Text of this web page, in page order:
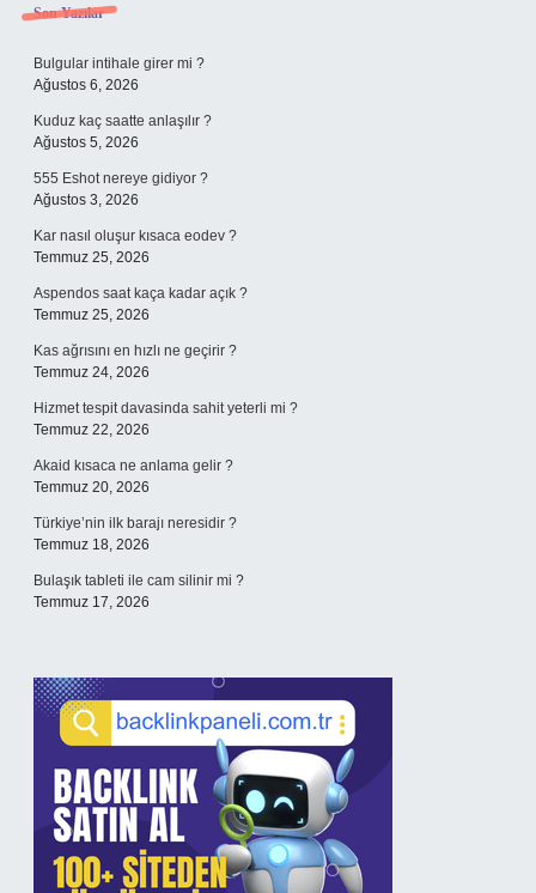
Sidebar
Son Yazılar
Bulgular intihale girer mi ?
Ağustos 6, 2026
Kuduz kaç saatte anlaşılır ?
Ağustos 5, 2026
555 Eshot nereye gidiyor ?
Ağustos 3, 2026
Kar nasıl oluşur kısaca eodev ?
Temmuz 25, 2026
Aspendos saat kaça kadar açık ?
Temmuz 25, 2026
Kas ağrısını en hızlı ne geçirir ?
Temmuz 24, 2026
Hizmet tespit davasinda sahit yeterli mi ?
Temmuz 22, 2026
Akaid kısaca ne anlama gelir ?
Temmuz 20, 2026
Türkiye’nin ilk barajı neresidir ?
Temmuz 18, 2026
Bulaşık tableti ile cam silinir mi ?
Temmuz 17, 2026